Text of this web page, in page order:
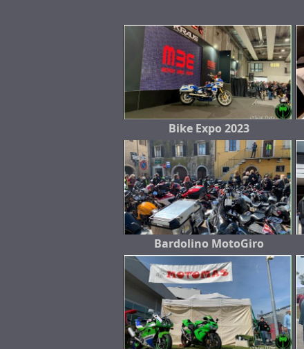
Bike Expo 2023
Bardolino MotoGiro